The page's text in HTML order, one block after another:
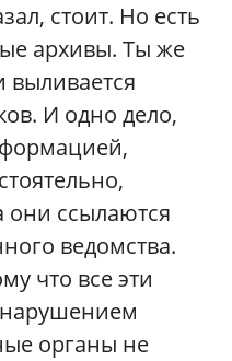
стоит. Но есть
архивы. Ты же
выливается
И одно дело,
они ссылаются
ведомства.
что все эти
органы не